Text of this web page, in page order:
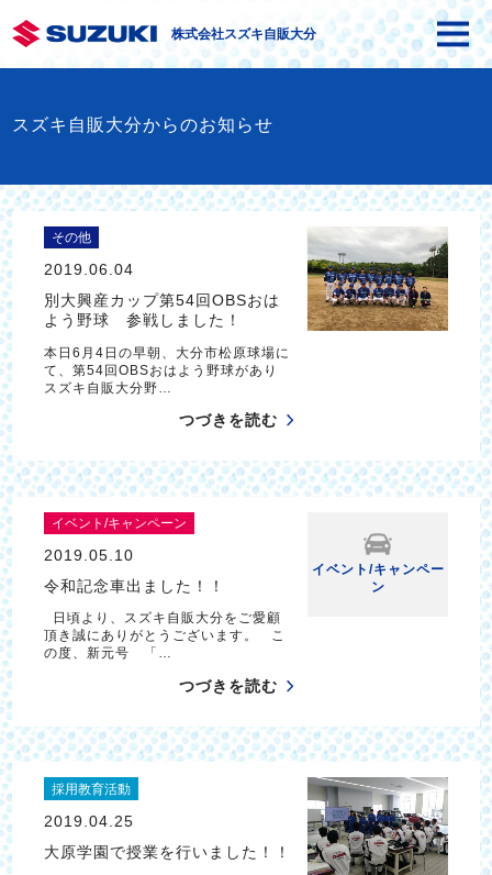
株式会社スズキ自販大分
スズキ自販大分からのお知らせ
その他
2019.06.04
別大興産カップ第54回OBSおは
よう野球 参戦しました！
本日6月4日の早朝、大分市松原球場に
て、第54回OBSおはよう野球があり
スズキ自販大分野…
つづきを読む
イベント/キャンペーン
2019.05.10
令和記念車出ました！！
日頃より、スズキ自販大分をご愛顧
頂き誠にありがとうございます。 こ
の度、新元号 「…
つづきを読む
イベント/キャンペー
ン
採用教育活動
2019.04.25
大原学園で授業を行いました！！